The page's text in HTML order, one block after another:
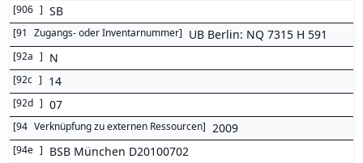
[906 ] SB
[91 Zugangs- oder Inventarnummer] UB Berlin: NQ 7315 H 591
[92a ] N
[92c ] 14
[92d ] 07
[94 Verknüpfung zu externen Ressourcen] 2009
[94e ] BSB München D20100702